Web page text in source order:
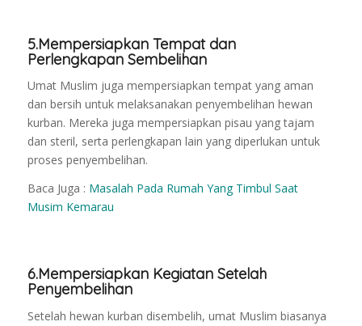
5.Mempersiapkan Tempat dan
Perlengkapan Sembelihan
Umat Muslim juga mempersiapkan tempat yang aman
dan bersih untuk melaksanakan penyembelihan hewan
kurban. Mereka juga mempersiapkan pisau yang tajam
dan steril, serta perlengkapan lain yang diperlukan untuk
proses penyembelihan.
Baca Juga : Masalah Pada Rumah Yang Timbul Saat
Musim Kemarau
6.Mempersiapkan Kegiatan Setelah
Penyembelihan
Setelah hewan kurban disembelih, umat Muslim biasanya